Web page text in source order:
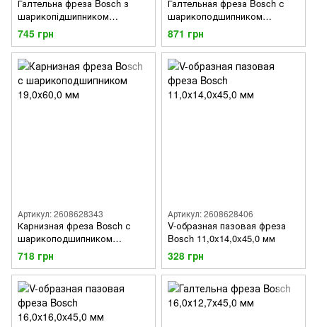
Галтельна фреза Bosch з
шарикопідшипником
32,7х13,7х55,0 мм
745 грн
Галтельная фреза Bosch с
шарикоподшипником
36,7х16,0х58,0 мм
871 грн
Артикул: 2608628343
Карнизная фреза Bosch с
шарикоподшипником
19,0x60,0 мм
718 грн
Артикул: 2608628406
V-образная пазовая фреза
Bosch 11,0x14,0x45,0 мм
328 грн